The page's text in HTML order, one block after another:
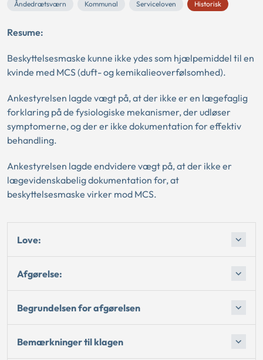
Åndedrætsværn
Kommunal Serviceloven Historisk
Resume:
Beskyttelsesmaske kunne ikke ydes som hjælpemiddel til en
kvinde med MCS (duft- og kemikalieoverfølsomhed).
Ankestyrelsen lagde vægt på, at der ikke er en lægefaglig
forklaring på de fysiologiske mekanismer, der udløser
symptomerne, og der er ikke dokumentation for effektiv
behandling.
Ankestyrelsen lagde endvidere vægt på, at der ikke er
lægevidenskabelig dokumentation for, at
beskyttelsesmaske virker mod MCS.
Love:
Afgørelse:
Begrundelsen for afgørelsen
Bemærkninger til klagen